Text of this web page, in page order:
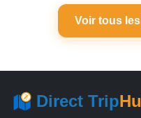
Voir tous
Direct Trip